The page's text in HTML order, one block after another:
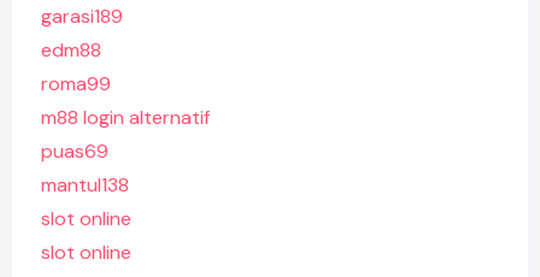
garasi189
edm88
roma99
m88 login alternatif
puas69
mantul138
slot online
slot online